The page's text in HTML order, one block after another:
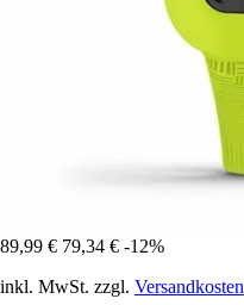
89,99 € 79,34 € -12%
inkl. MwSt. zzgl. Versandkosten